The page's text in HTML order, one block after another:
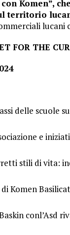
con Komen”,
territorio
FOR THE
delle scuole
e
stili di vita:
Komen
conl’Asd